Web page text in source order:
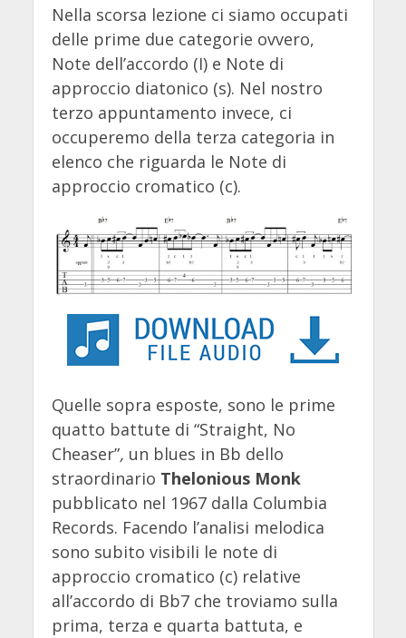
Nella scorsa lezione ci siamo occupati
delle prime due categorie ovvero,
Note dell’accordo (I) e Note di
approccio diatonico (s). Nel nostro
terzo appuntamento invece, ci
occuperemo della terza categoria in
elenco che riguarda le Note di
approccio cromatico (c).
Quelle sopra esposte, sono le prime
quatto battute di “Straight, No
Cheaser”, un blues in Bb dello
straordinario Thelonious Monk
pubblicato nel 1967 dalla Columbia
Records. Facendo l’analisi melodica
sono subito visibili le note di
approccio cromatico (c) relative
all’accordo di Bb7 che troviamo sulla
prima, terza e quarta battuta, e